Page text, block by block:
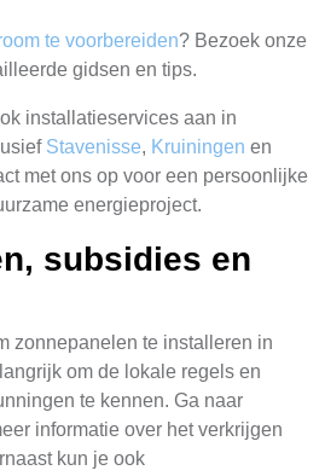
te voorbereiden? Bezoek onze
gidsen en tips.
installatieservices aan in
Stavenisse, Kruiningen en
met ons op voor een persoonlijke
energieproject.
subsidies en
zonnepanelen te installeren in
om de lokale regels en
te kennen. Ga naar
informatie over het verkrijgen
kun je ook